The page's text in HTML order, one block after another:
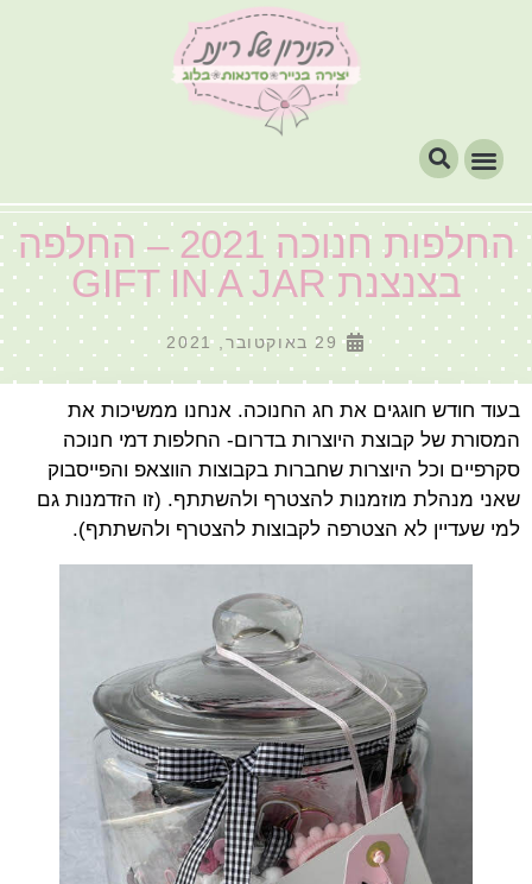
החלפות חנוכה 2021 – החלפה
בצנצנת GIFT IN A JAR
29 באוקטובר, 2021
בעוד חודש חוגגים את חג החנוכה. אנחנו ממשיכות את
המסורת של קבוצת היוצרות בדרום- החלפות דמי חנוכה
סקרפיים וכל היוצרות שחברות בקבוצות הווצאפ והפייסבוק
שאני מנהלת מוזמנות להצטרף ולהשתתף. (זו הזדמנות גם
למי שעדיין לא הצטרפה לקבוצות להצטרף ולהשתתף).